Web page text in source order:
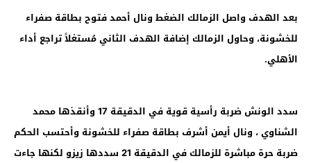
بعد الهدف واصل الزمالك الضغط ونال أحمد فتوح بطاقة صفراء
للخشونة، وحاول الزمالك إضافة الهدف الثاني مُستغلاً تراجع أداء
الأهلي.
سدد الونش ضربة رأسية قوية في الدقيقة 17 وأنقذها محمد
الشناوي ، ونال أيمن أشرف بطاقة صفراء للخشونة وأحتسب الحكم
ضربة حرة مباشرة للزمالك في الدقيقة 21 سددها زيزو لكنها جاءت